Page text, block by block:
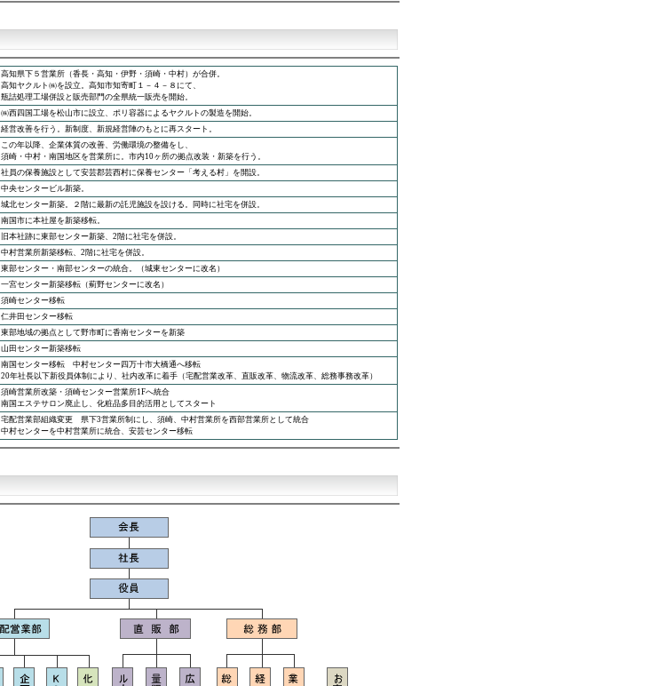
高知県下５営業所（香長・高知・伊野・須崎・中村）が合併。
高知ヤクルト㈱を設立。高知市知寄町１－４－８にて、
瓶詰処理工場併設と販売部門の全県統一販売を開始。
㈱西四国工場を松山市に設立、ポリ容器によるヤクルトの製造を開始。
経営改善を行う。新制度、新規経営陣のもとに再スタート。
この年以降、企業体質の改善、労働環境の整備をし、
須崎・中村・南国地区を営業所に。市内10ヶ所の拠点改装・新築を行う。
社員の保養施設として安芸郡芸西村に保養センター「考える村」を開設。
中央センタービル新築。
城北センター新築。２階に最新の託児施設を設ける。同時に社宅を併設。
南国市に本社屋を新築移転。
旧本社跡に東部センター新築、2階に社宅を併設。
中村営業所新築移転、2階に社宅を併設。
東部センター・南部センターの統合。（城東センターに改名）
一宮センター新築移転（薊野センターに改名）
須崎センター移転
仁井田センター移転
東部地域の拠点として野市町に香南センターを新築
山田センター新築移転
南国センター移転 中村センター四万十市大橋通へ移転
20年社長以下新役員体制により、社内改革に着手（宅配営業改革、直販改革、物流改革、総務事務改革）
須崎営業所改築・須崎センター営業所1Fへ統合
南国エステサロン廃止し、化粧品多目的活用としてスタート
宅配営業部組織変更 県下3営業所制にし、須崎、中村営業所を西部営業所として統合
中村センターを中村営業所に統合、安芸センター移転